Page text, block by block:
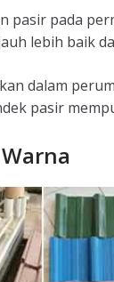
pasir pada
lebih baik
dalam
pasir